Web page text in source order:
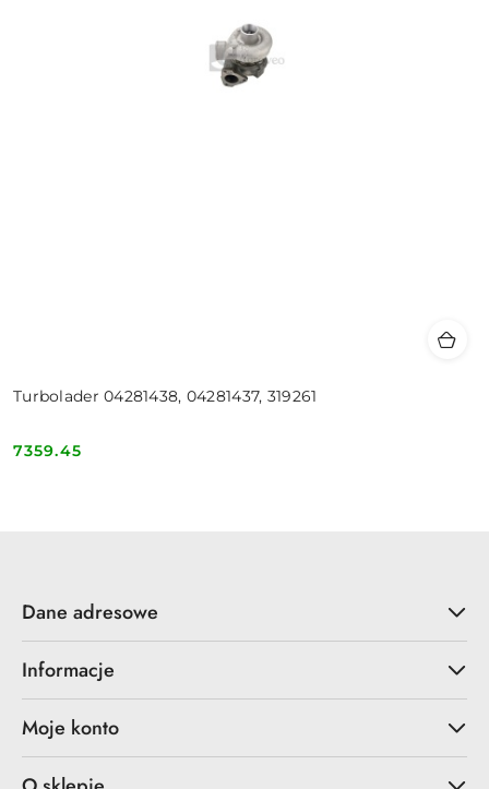
Turbolader 04281438, 04281437, 319261
Cena:
7359.45
Dane adresowe
Informacje
Moje konto